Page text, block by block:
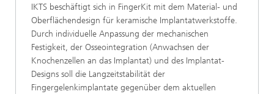
IKTS beschäftigt sich in FingerKit mit dem Material- und
Oberflächendesign für kera­mische Implantatwerkstoffe.
Durch individuelle Anpassung der mechanischen
Festigkeit, der Osseointegration (Anwachsen der
Knochenzellen an das Implantat) und des Implantat-
Designs soll die Langzeitstabilität der
Fingergelenkimplantate gegenüber dem aktuellen